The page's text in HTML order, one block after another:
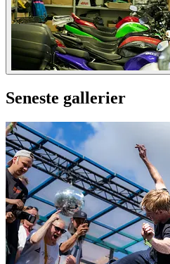
Seneste gallerier